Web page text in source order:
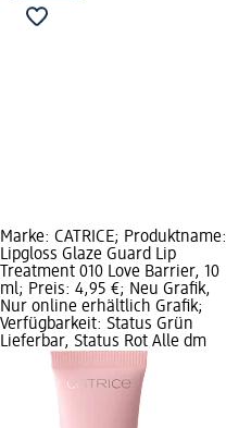
Marke: CATRICE; Produktname:
Lipgloss Glaze Guard Lip
Treatment 010 Love Barrier, 10
ml; Preis: 4,95 €; Neu Grafik,
Nur online erhältlich Grafik;
Verfügbarkeit: Status Grün
Lieferbar, Status Rot Alle dm